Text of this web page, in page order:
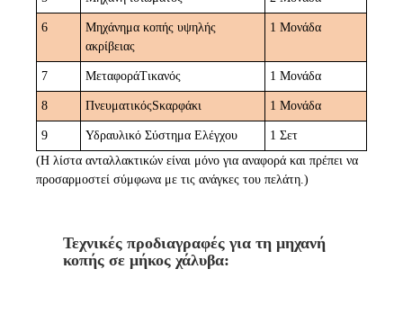
6
Μηχάνημα κοπής υψηλής
ακρίβειας
1 Μονάδα
7 ΜεταφοράTικανός 1 Μονάδα
8 ΠνευματικόςSκαρφάκι 1 Μονάδα
9 Υδραυλικό Σύστημα Ελέγχου
1 Σετ
(Η λίστα ανταλλακτικών είναι μόνο για αναφορά και πρέπει να
προσαρμοστεί σύμφωνα με τις ανάγκες του πελάτη.)
Τεχνικές προδιαγραφές για τη μηχανή
κοπής σε μήκος χάλυβα: